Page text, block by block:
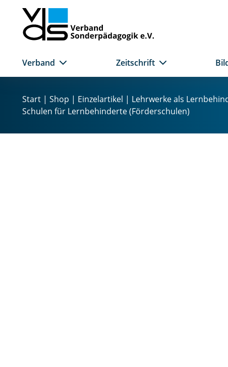
n
Verband Zeitschrift
Start | Shop | Einzelartikel | Lehrwerke als
Schulen für Lernbehinderte (Förderschulen)